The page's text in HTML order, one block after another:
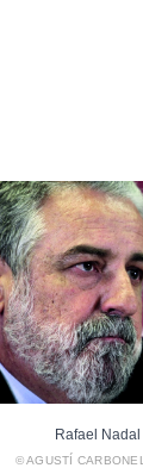
Rafael
© AGUSTÍ